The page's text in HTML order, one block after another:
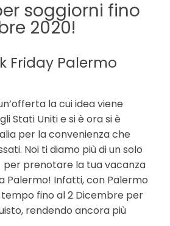
soggiorni fino
2020!
Friday Palermo
la cui idea viene
Stati Uniti e si è ora si è
per la convenienza che
Noi ti diamo più di un solo
prenotare la tua vacanza
Palermo! Infatti, con Palermo
tempo fino al 2 Dicembre per
rendendo ancora più